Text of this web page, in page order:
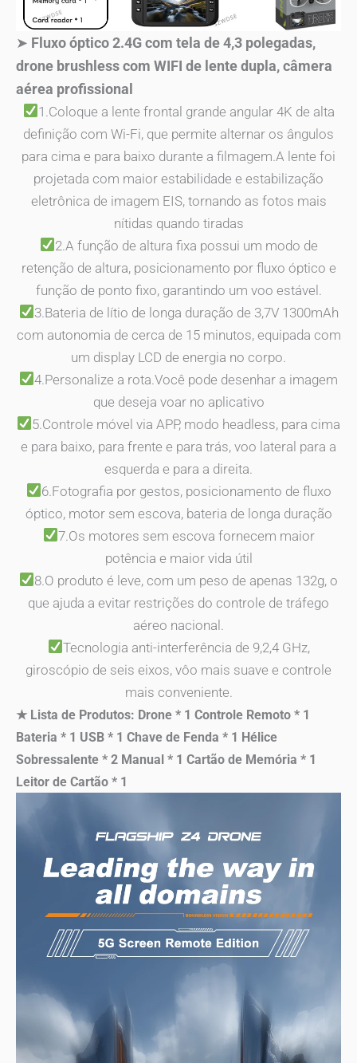
➤ Fluxo óptico 2.4G com tela de 4,3 polegadas,
drone brushless com WIFI de lente dupla, câmera
aérea profissional
1.Coloque a lente frontal grande angular 4K de alta
definição com Wi-Fi, que permite alternar os ângulos
para cima e para baixo durante a filmagem.A lente foi
projetada com maior estabilidade e estabilização
eletrônica de imagem EIS, tornando as fotos mais
nítidas quando tiradas
2.A função de altura fixa possui um modo de
retenção de altura, posicionamento por fluxo óptico e
função de ponto fixo, garantindo um voo estável.
3.Bateria de lítio de longa duração de 3,7V 1300mAh
com autonomia de cerca de 15 minutos, equipada com
um display LCD de energia no corpo.
4.Personalize a rota.Você pode desenhar a imagem
que deseja voar no aplicativo
5.Controle móvel via APP, modo headless, para cima
e para baixo, para frente e para trás, voo lateral para a
esquerda e para a direita.
6.Fotografia por gestos, posicionamento de fluxo
óptico, motor sem escova, bateria de longa duração
7.Os motores sem escova fornecem maior
potência e maior vida útil
8.O produto é leve, com um peso de apenas 132g, o
que ajuda a evitar restrições do controle de tráfego
aéreo nacional.
Tecnologia anti-interferência de 9,2,4 GHz,
giroscópio de seis eixos, vôo mais suave e controle
mais conveniente.
★ Lista de Produtos: Drone * 1 Controle Remoto * 1
Bateria * 1 USB * 1 Chave de Fenda * 1 Hélice
Sobressalente * 2 Manual * 1 Cartão de Memória * 1
Leitor de Cartão * 1